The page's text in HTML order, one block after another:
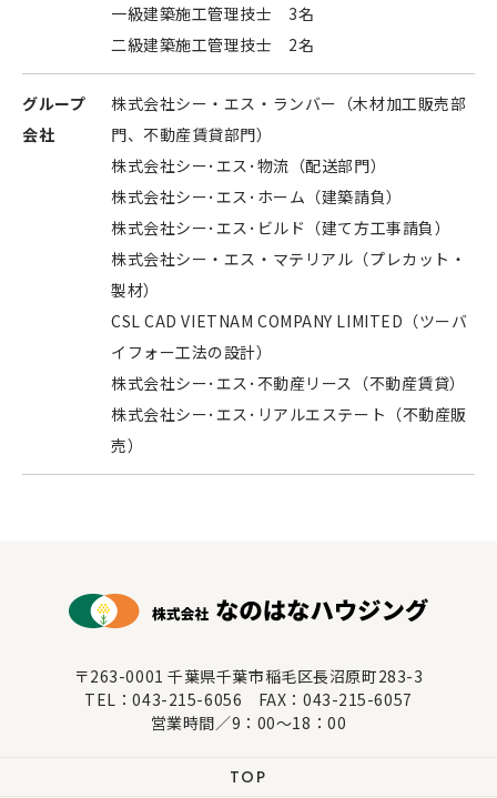
一級建築施工管理技士 3名
二級建築施工管理技士 2名
グループ
会社
株式会社シー・エス・ランバー（木材加工販売部
門、不動産賃貸部門）
株式会社シー･エス･物流（配送部門）
株式会社シー･エス･ホーム（建築請負）
株式会社シー･エス･ビルド（建て方工事請負）
株式会社シー・エス・マテリアル（プレカット・
製材）
CSL CAD VIETNAM COMPANY LIMITED（ツーバ
イフォー工法の設計）
株式会社シー･エス･不動産リース（不動産賃貸）
株式会社シー･エス･リアルエステート（不動産販
売）
〒263-0001 千葉県千葉市稲毛区長沼原町283-3
TEL：043-215-6056 FAX：043-215-6057
営業時間／9：00～18：00
TOP